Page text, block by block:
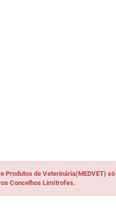
de Veterinária(MEDVET)
Concelhos Limítrofes.